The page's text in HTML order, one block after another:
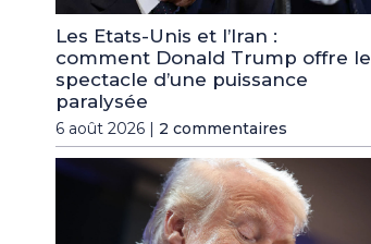
Les Etats-Unis et l’Iran :
comment Donald Trump offre le
spectacle d’une puissance
paralysée
6 août 2026 | 2 commentaires